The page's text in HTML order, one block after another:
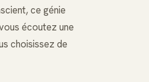
ce génie
écoutez une
choisissez de